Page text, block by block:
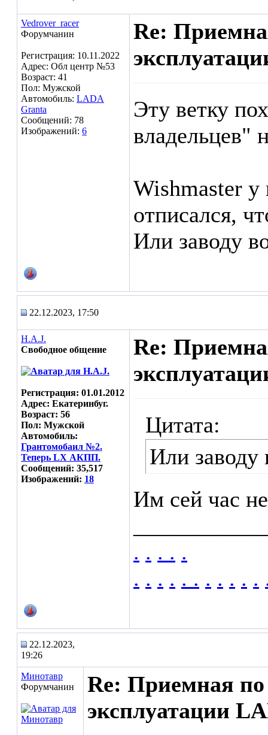
Vedrover_racer
Форумчанин
Регистрация: 10.11.2022
Адрес: Обл центр №53
Возраст: 41
Пол: Мужской
Автомобиль: LADA
Granta
Сообщений: 78
Изображений: 6
Re:
Эту ветку
владельцев"
Wishmaster у
отписался,
Или заводу
22.12.2023, 17:50
H.A.J.
Свободное общение
Регистрация: 01.01.2012
Адрес: Екатеринбуг.
Возраст: 56
Пол: Мужской
Автомобиль:
Грантомобаил №2.
Теперь LX АКПП.
Сообщений: 35,517
Изображений: 18
Re:
Цитата:
Или заводу
Им сей час
. . . . .
. . . . . . . . . . .
22.12.2023,
19:26
Минотавр
Форумчанин
Re: Приемная по
эксплуатации